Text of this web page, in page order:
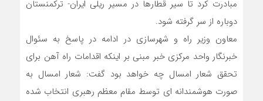
مبادرت کرد تا سیر قطارها در مسیر ریلی ایران- ترکمنستان
دوباره از سر گرفته شود.
معاون وزیر راه و شهرسازی در ادامه در پاسخ به سئوال
خبرنگار واحد مرکزی خبر مبنی بر اینکه اقدامات راه آهن برای
تحقق شعار امسال چه خواهد بود گفت: شعار امسال به
صورت هوشمندانه ای توسط مقام معظم رهبری انتخاب شده